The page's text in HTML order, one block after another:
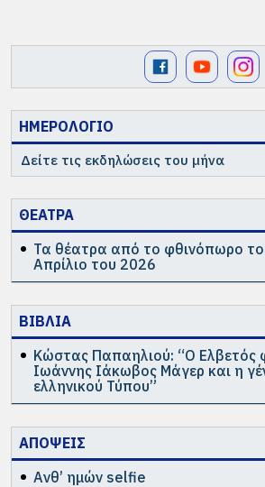
ΗΜΕΡΟΛΟΓΙΟ
Δείτε τις εκδηλώσεις του μήνα
ΘΕΑΤΡΑ
Τα θέατρα από το φθινόπωρο
Απρίλιο του 2026
ΒΙΒΛΙΑ
Κώστας Παπαηλιού: “Ο Ελβετός
Ιωάννης Ιάκωβος Μάγερ και η
ελληνικού Τύπου”
ΑΠΟΨΕΙΣ
Ανθ’ ημών selfie